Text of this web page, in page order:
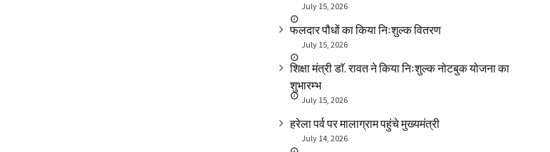
July 15, 2026
फलदार पौधों का किया निःशुल्क वितरण
July 15, 2026
शिक्षा मंत्री डाॅ. रावत ने किया निःशुल्क नोटबुक योजना का
शुभारम्भ
July 15, 2026
हरेला पर्व पर मालाग्राम पहुंचे मुख्यमंत्री
July 14, 2026